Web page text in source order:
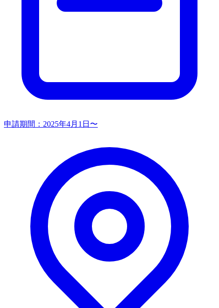
申請期間： 2025年4月1日〜